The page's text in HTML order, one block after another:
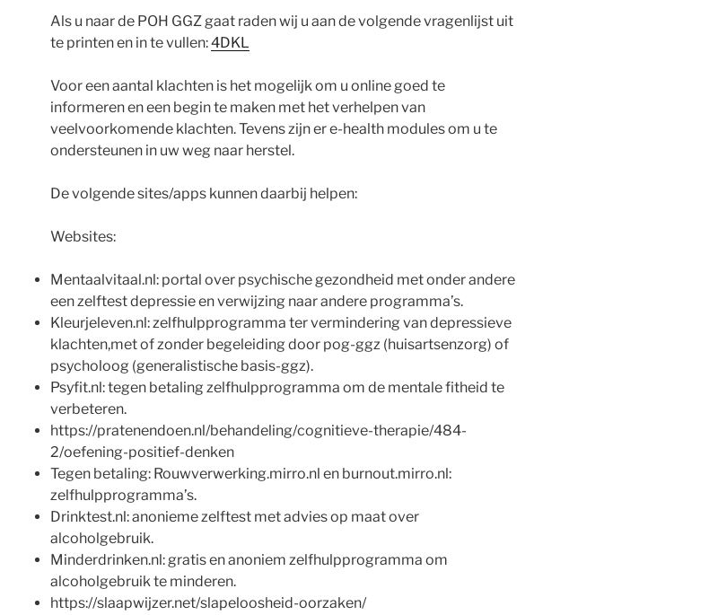
Als u naar de POH GGZ gaat raden wij u aan de volgende vragenlijst uit
te printen en in te vullen:4DKL
Voor een aantal klachten is het mogelijk om u online goed te
informeren en een begin te maken met het verhelpen van
veelvoorkomende klachten. Tevens zijn er e-health modules om u te
ondersteunen in uw weg naar herstel.
De volgende sites/apps kunnen daarbij helpen:
Websites:
Mentaalvitaal.nl: portal over psychische gezondheid met onder andere
een zelftest depressie en verwijzing naar andere programma’s.
Kleurjeleven.nl: zelfhulpprogramma ter vermindering van depressieve
klachten,met of zonder begeleiding door pog-ggz (huisartsenzorg) of
psycholoog (generalistische basis-ggz).
Psyfit.nl: tegen betaling zelfhulpprogramma om de mentale fitheid te
verbeteren.
https://pratenendoen.nl/behandeling/cognitieve-therapie/484-
2/oefening-positief-denken
Tegen betaling: Rouwverwerking.mirro.nl en burnout.mirro.nl:
zelfhulpprogramma’s.
Drinktest.nl: anonieme zelftest met advies op maat over
alcoholgebruik.
Minderdrinken.nl: gratis en anoniem zelfhulpprogramma om
alcoholgebruik te minderen.
https://slaapwijzer.net/slapeloosheid-oorzaken/